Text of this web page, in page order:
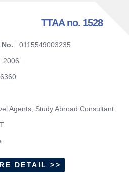
TTAA no. 1528
: 0115549003235
: 2006
Agents, Study Abroad Consultant
DETAIL >>